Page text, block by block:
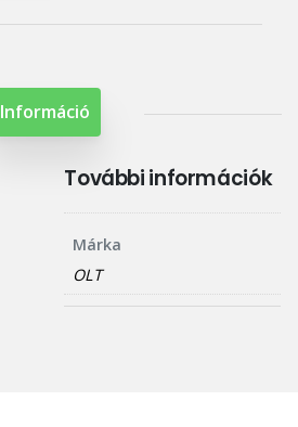
Információ
További információk
Márka
OLT